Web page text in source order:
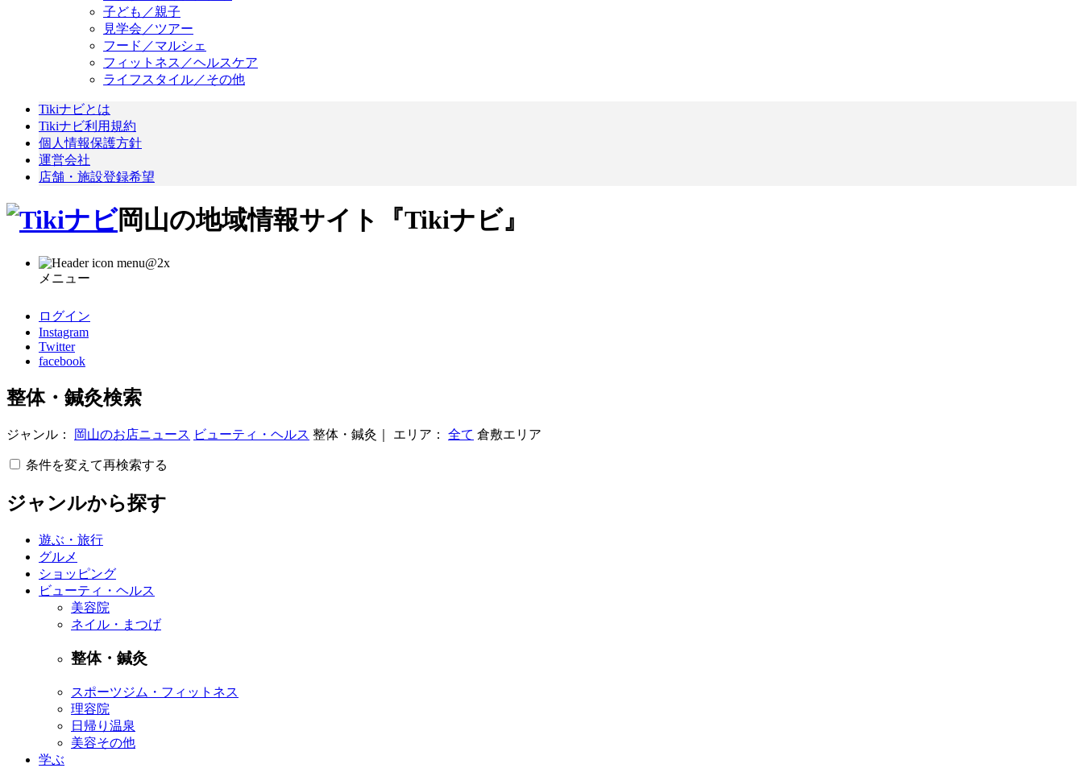
子ども／親子
見学会／ツアー
フード／マルシェ
フィットネス／ヘルスケア
ライフスタイル／その他
Tikiナビとは
Tikiナビ利用規約
個人情報保護方針
運営会社
店舗・施設登録希望
岡山の地域情報サイト『Tikiナビ』
メニュー
ログイン
Instagram
Twitter
facebook
整体・鍼灸検索
ジャンル： 岡山のお店ニュース ビューティ・ヘルス 整体・鍼灸 エリア： 全て 倉敷エリア
条件を変えて再検索する
ジャンルから探す
遊ぶ・旅行
グルメ
ショッピング
ビューティ・ヘルス
美容院
ネイル・まつげ
整体・鍼灸
スポーツジム・フィットネス
理容院
日帰り温泉
美容その他
学ぶ